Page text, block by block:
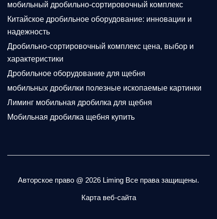
мобильный дробильно-сортировочный комплекс
Китайское дробильное оборудование: инновации и
надежность
Дробильно-сортировочный комплекс цена, выбор и
характеристики
Дробильное оборудование для щебня
мобильных дробилки полезные ископаемые картинки
Лиминг мобильная дробилка для щебня
Мобильная дробилка щебня купить
Авторское право @ 2026 Liming Все права защищены.
Карта веб-сайта